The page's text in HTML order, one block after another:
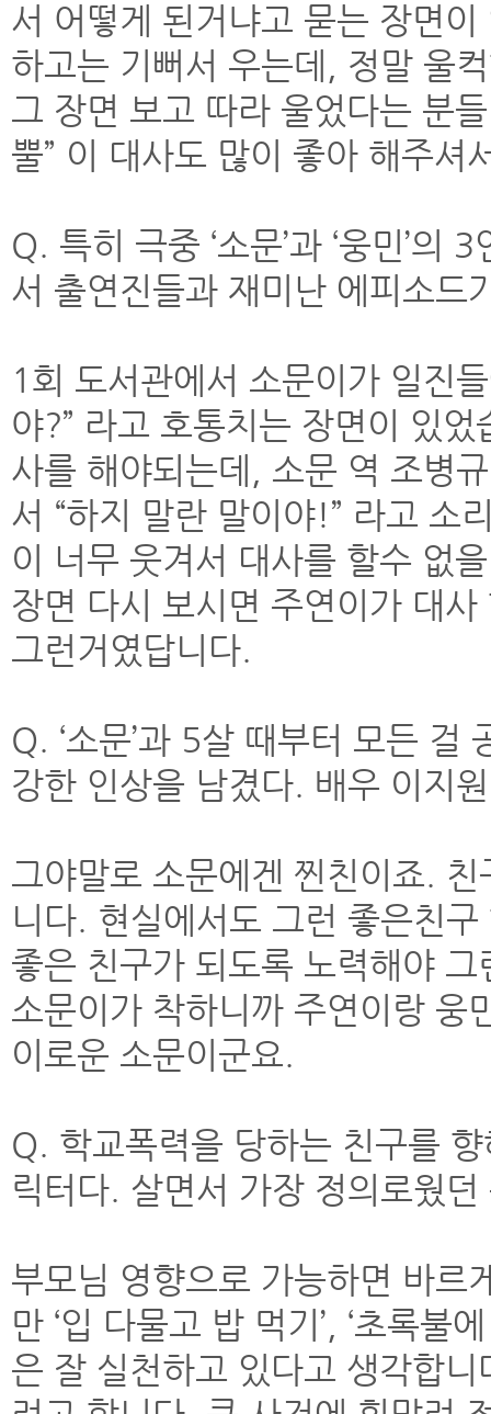
서 어떻게 된거냐고 묻는 장면
하고는 기뻐서 우는데, 정말 울
그 장면 보고 따라 울었다는 분
뿔” 이 대사도 많이 좋아 해주셔
Q. 특히 극중 ‘소문’과 ‘웅민’
서 출연진들과 재미난 에피소드
1회 도서관에서 소문이가 일진
야?” 라고 호통치는 장면이 있
사를 해야되는데, 소문 역 조병
서 “하지 말란 말이야!” 라고 소
이 너무 웃겨서 대사를 할수 없
장면 다시 보시면 주연이가 대
그런거였답니다.
Q. ‘소문’과 5살 때부터 모든 걸
강한 인상을 남겼다. 배우 이지
그야말로 소문에겐 찐친이죠.
니다. 현실에서도 그런 좋은친
좋은 친구가 되도록 노력해야
소문이가 착하니까 주연이랑 웅
이로운 소문이군요.
Q. 학교폭력을 당하는 친구를
릭터다. 살면서 가장 정의로웠
부모님 영향으로 가능하면 바르
만 ‘입 다물고 밥 먹기’, ‘초록불
은 잘 실천하고 있다고 생각합